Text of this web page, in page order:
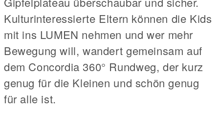
Kulturinteressierte Eltern können die Kids
mit ins LUMEN nehmen und wer mehr
Bewegung will, wandert gemeinsam auf
dem Concordia 360° Rundweg, der kurz
genug für die Kleinen und schön genug
für alle ist.